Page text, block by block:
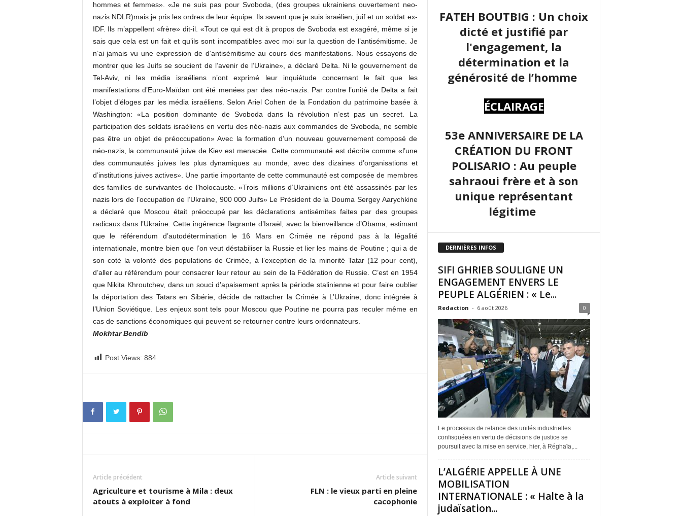
hommes et femmes». «Je ne suis pas pour Svoboda, (des groupes ukrainiens ouvertement neo-
nazis NDLR)mais je pris les ordres de leur équipe. Ils savent que je suis israélien, juif et un soldat ex-
IDF. Ils m’appellent «frère» dit-il. «Tout ce qui est dit à propos de Svoboda est exagéré, même si je
sais que cela est un fait et qu’ils sont incompatibles avec moi sur la question de l’antisémitisme. Je
n’ai jamais vu une expression de d’antisémitisme au cours des manifestations. Nous essayons de
montrer que les Juifs se soucient de l’avenir de l’Ukraine», a déclaré Delta. Ni le gouvernement de
Tel-Aviv, ni les média israéliens n’ont exprimé leur inquiétude concernant le fait que les
manifestations d’Euro-Maïdan ont été menées par des néo-nazis. Par contre l’unité de Delta a fait
l’objet d’éloges par les média israéliens. Selon Ariel Cohen de la Fondation du patrimoine basée à
Washington: «La position dominante de Svoboda dans la révolution n’est pas un secret. La
participation des soldats israéliens en vertu des néo-nazis aux commandes de Svoboda, ne semble
pas être un objet de préoccupation» Avec la formation d’un nouveau gouvernement composé de
néo-nazis, la communauté juive de Kiev est menacée. Cette communauté est décrite comme «l’une
des communautés juives les plus dynamiques au monde, avec des dizaines d’organisations et
d’institutions juives actives». Une partie importante de cette communauté est composée de membres
des familles de survivantes de l’holocauste. «Trois millions d’Ukrainiens ont été assassinés par les
nazis lors de l’occupation de l’Ukraine, 900 000 Juifs» Le Président de la Douma Sergey Aarychkine
a déclaré que Moscou était préoccupé par les déclarations antisémites faites par des groupes
radicaux dans l’Ukraine. Cette ingérence flagrante d’Israël, avec la bienveillance d’Obama, estimant
que le référendum d’autodétermination le 16 Mars en Crimée ne répond pas à la légalité
internationale, montre bien que l’on veut déstabiliser la Russie et lier les mains de Poutine ; qui a de
son coté la volonté des populations de Crimée, à l’exception de la minorité Tatar (12 pour cent),
d’aller au référendum pour consacrer leur retour au sein de la Fédération de Russie. C’est en 1954
que Nikita Khroutchev, dans un souci d’apaisement après la période stalinienne et pour faire oublier
la déportation des Tatars en Sibérie, décide de rattacher la Crimée à L’Ukraine, donc intégrée à
l’Union Soviétique. Les enjeux sont tels pour Moscou que Poutine ne pourra pas reculer même en
cas de sanctions économiques qui peuvent se retourner contre leurs ordonnateurs.
Mokhtar Bendib
Post Views: 884
Article précédent
Agriculture et tourisme à Mila : deux
atouts à exploiter à fond
Article suivant
FLN : le vieux parti en pleine
cacophonie
FATEH BOUTBIG : Un choix
dicté et justifié par
l'engagement, la
détermination et la
générosité de l’homme
ÉCLAIRAGE
53e ANNIVERSAIRE DE LA
CRÉATION DU FRONT
POLISARIO : Au peuple
sahraoui frère et à son
unique représentant
légitime
DERNIÈRES INFOS
SIFI GHRIEB SOULIGNE UN
ENGAGEMENT ENVERS LE
PEUPLE ALGÉRIEN : « Le...
Redaction - 6 août 2026 0
Le processus de relance des unités industrielles
confisquées en vertu de décisions de justice se
poursuit avec la mise en service, hier, à Réghaïa,...
L’ALGÉRIE APPELLE À UNE
MOBILISATION
INTERNATIONALE : « Halte à la
judaïsation...